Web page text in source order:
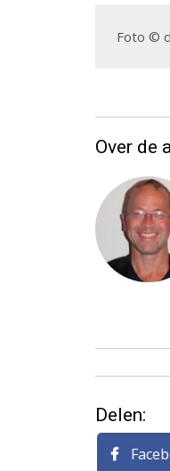
Foto ©
Over de
Delen: